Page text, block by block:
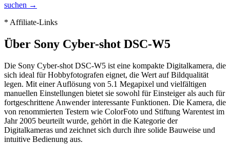
suchen →
* Affiliate-Links
Über Sony Cyber-shot DSC-W5
Die Sony Cyber-shot DSC-W5 ist eine kompakte Digitalkamera, die
sich ideal für Hobbyfotografen eignet, die Wert auf Bildqualität
legen. Mit einer Auflösung von 5.1 Megapixel und vielfältigen
manuellen Einstellungen bietet sie sowohl für Einsteiger als auch für
fortgeschrittene Anwender interessante Funktionen. Die Kamera, die
von renommierten Testern wie ColorFoto und Stiftung Warentest im
Jahr 2005 beurteilt wurde, gehört in die Kategorie der
Digitalkameras und zeichnet sich durch ihre solide Bauweise und
intuitive Bedienung aus.